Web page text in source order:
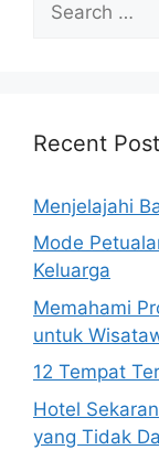
for:
Recent
Menjelajahi
Mode
Keluarga
Memahami
untuk
12 Tempat
Hotel
yang Tidak